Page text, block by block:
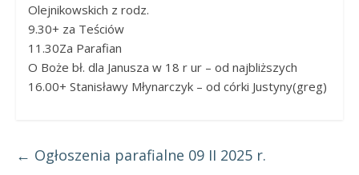
Olejnikowskich z rodz.
9.30​+ za Teściów
11.30​Za Parafian​
​O Boże bł. dla Janusza w 18 r ur – od najbliższych
16.00​+ Stanisławy Młynarczyk – od córki Justyny(greg)
← Ogłoszenia parafialne 09 II 2025 r.